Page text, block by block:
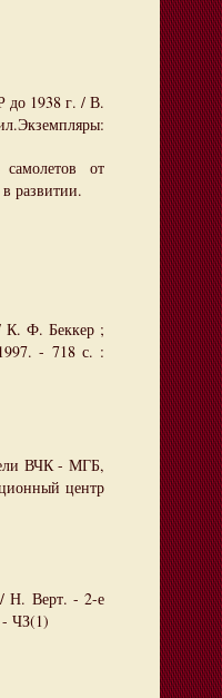
до 1938 г. / В.
от
развитии.
К. Ф. Беккер ;
- 718 с. :
ВЧК - МГБ,
центр
Н. Верт. - 2-е
ЧЗ(1)